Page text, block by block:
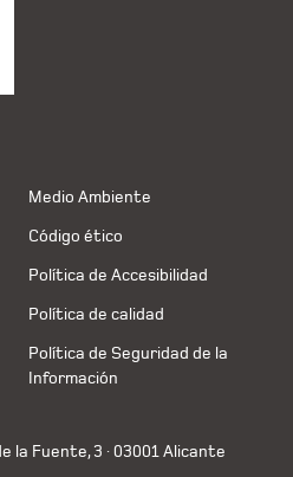
Medio Ambiente
Código ético
Política de Accesibilidad
Política de calidad
Política de Seguridad de la
Información
la Fuente, 3 · 03001 Alicante